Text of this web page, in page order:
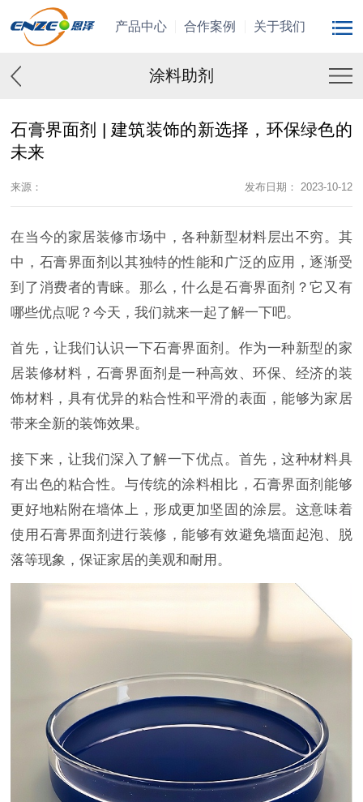
产品中心 合作案例 关于我们
涂料助剂
石膏界面剂 | 建筑装饰的新选择，环保绿色的
未来
来源： 发布日期： 2023-10-12
在当今的家居装修市场中，各种新型材料层出不穷。其
中，石膏界面剂以其独特的性能和广泛的应用，逐渐受
到了消费者的青睐。那么，什么是石膏界面剂？它又有
哪些优点呢？今天，我们就来一起了解一下吧。
首先，让我们认识一下石膏界面剂。作为一种新型的家
居装修材料，石膏界面剂是一种高效、环保、经济的装
饰材料，具有优异的粘合性和平滑的表面，能够为家居
带来全新的装饰效果。
接下来，让我们深入了解一下优点。首先，这种材料具
有出色的粘合性。与传统的涂料相比，石膏界面剂能够
更好地粘附在墙体上，形成更加坚固的涂层。这意味着
使用石膏界面剂进行装修，能够有效避免墙面起泡、脱
落等现象，保证家居的美观和耐用。